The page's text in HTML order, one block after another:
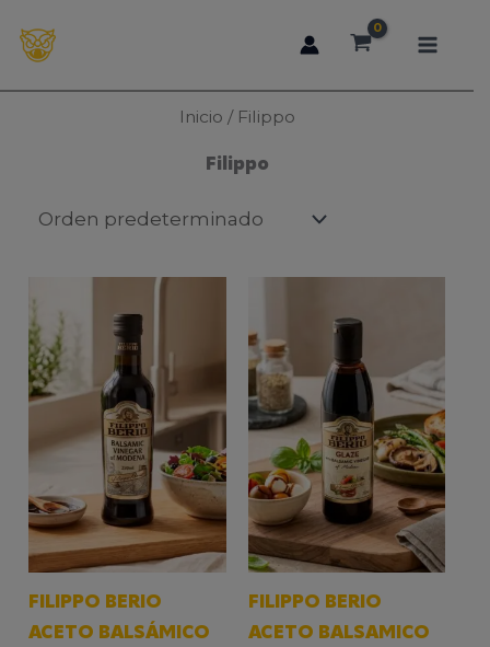
Inicio / Filippo
Filippo
FILIPPO BERIO
ACETO BALSÁMICO
FILIPPO BERIO
ACETO BALSAMICO